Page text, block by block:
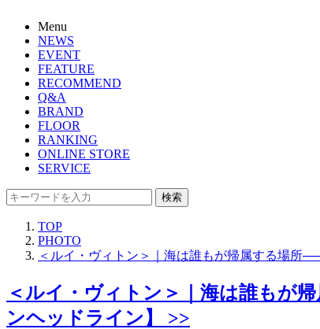
Menu
NEWS
EVENT
FEATURE
RECOMMEND
Q&A
BRAND
FLOOR
RANKING
ONLINE STORE
SERVICE
検索
TOP
PHOTO
＜ルイ・ヴィトン＞｜海は誰もが帰属する場所
＜ルイ・ヴィトン＞｜海は誰もが
ンヘッドライン】 >>